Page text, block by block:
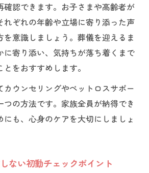
確認できます。お子さまや高齢者が
れぞれの年齢や立場に寄り添った声
意識しましょう。葬儀を迎えるま
に寄り添い、気持ちが落ち着くまで
をおすすめします。
カウンセリングやペットロスサポー
つの方法です。家族全員が納得でき
にも、心身のケアを大切にしましょ
ない初動チェックポイント